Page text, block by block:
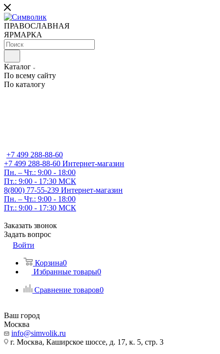
ПРАВОСЛАВНАЯ
ЯРМАРКА
Каталог
По всему сайту
По каталогу
+7 499 288-88-60
+7 499 288-88-60 Интернет-магазин
Пн. – Чт.: 9:00 - 18:00
Пт.: 9:00 - 17:30 МСК
8(800) 77-55-239 Интернет-магазин
Пн. – Чт.: 9:00 - 18:00
Пт.: 9:00 - 17:30 МСК
Заказать звонок
Задать вопрос
Войти
Корзина0
Избранные товары0
Сравнение товаров0
Ваш город
Москва
info@simvolik.ru
г. Москва, Каширское шоссе, д. 17, к. 5, стр. 3